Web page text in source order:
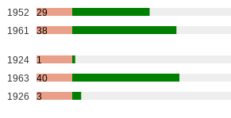
1952
29
1961 38
1924
1
1963
40
1926 3